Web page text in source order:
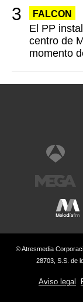
FALCON
El PP
centro de
momento
© Atresmedia
28703, S.S. de
Aviso legal